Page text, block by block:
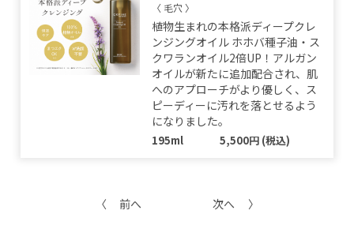
〈 毛穴 〉
植物生まれの本格派ディープクレ
ンジングオイル ホホバ種子油・ス
クワランオイル2倍UP！アルガン
オイルが新たに追加配合され、肌
へのアプローチがより優しく、ス
ピーディーに汚れを落とせるよう
になりました。
195ml 5,500円 (税込)
前へ 次へ